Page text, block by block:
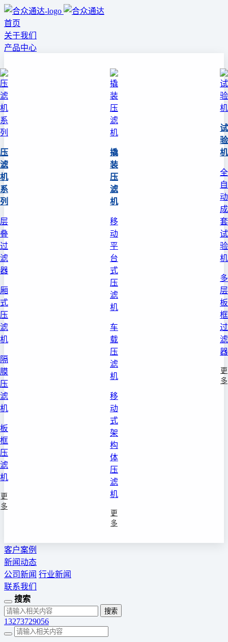
首页
关于我们
产品中心
压
滤
机
系
列
层
叠
过
滤
器
厢
式
压
滤
机
隔
膜
压
滤
机
板
框
压
滤
机
更
多
撬
装
压
滤
机
移
动
平
台
式
压
滤
机
车
载
压
滤
机
移
动
式
架
构
体
压
滤
机
更
多
试
验
机
全
自
动
成
套
试
验
机
多
层
板
框
过
滤
器
更
多
客户案例
新闻动态
公司新闻 行业新闻
联系我们
搜索
13273729056